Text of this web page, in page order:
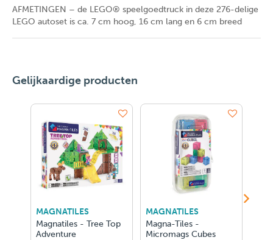
AFMETINGEN – de LEGO® speelgoedtruck in deze 276-delige
LEGO autoset is ca. 7 cm hoog, 16 cm lang en 6 cm breed
Gelijkaardige producten
MAGNATILES
Magnatiles - Tree Top
Adventure
MAGNATILES
Magna-Tiles -
Micromags Cubes